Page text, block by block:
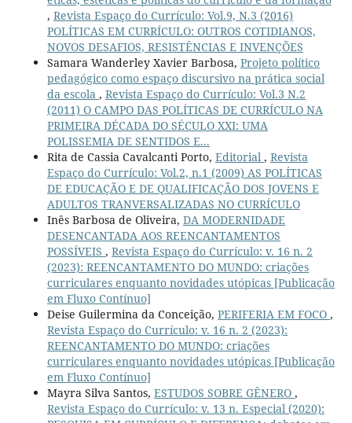
, Revista Espaço do Currículo: Vol.9, N.3 (2016)
POLÍTICAS EM CURRÍCULO: OUTROS COTIDIANOS,
NOVOS DESAFIOS, RESISTÊNCIAS E INVENÇÕES
Samara Wanderley Xavier Barbosa, Projeto político
pedagógico como espaço discursivo na prática social
da escola , Revista Espaço do Currículo: Vol.3 N.2
(2011) O CAMPO DAS POLÍTICAS DE CURRÍCULO NA
PRIMEIRA DÉCADA DO SÉCULO XXI: UMA
POLISSEMIA DE SENTIDOS E...
Rita de Cassia Cavalcanti Porto, Editorial , Revista
Espaço do Currículo: Vol.2, n.1 (2009) AS POLÍTICAS
DE EDUCAÇÃO E DE QUALIFICAÇÃO DOS JOVENS E
ADULTOS TRANVERSALIZADAS NO CURRÍCULO
Inês Barbosa de Oliveira, DA MODERNIDADE
DESENCANTADA AOS REENCANTAMENTOS
POSSÍVEIS , Revista Espaço do Currículo: v. 16 n. 2
(2023): REENCANTAMENTO DO MUNDO: criações
curriculares enquanto novidades utópicas [Publicação
em Fluxo Contínuo]
Deise Guilermina da Conceição, PERIFERIA EM FOCO ,
Revista Espaço do Currículo: v. 16 n. 2 (2023):
REENCANTAMENTO DO MUNDO: criações
curriculares enquanto novidades utópicas [Publicação
em Fluxo Contínuo]
Mayra Silva Santos, ESTUDOS SOBRE GÊNERO ,
Revista Espaço do Currículo: v. 13 n. Especial (2020):